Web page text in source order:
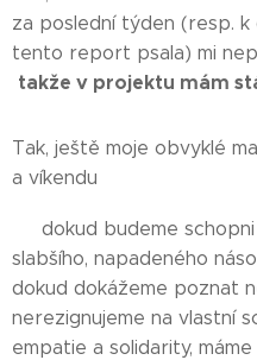
za poslední týden (resp.
tento report psala) mi
takže v projektu mám
Tak, ještě moje obvyklé
a víkendu🥰
❤️‍🔥 dokud budeme
slabšího, napadeného
dokud dokážeme poznat
nerezignujeme na vlastní
empatie a solidarity,